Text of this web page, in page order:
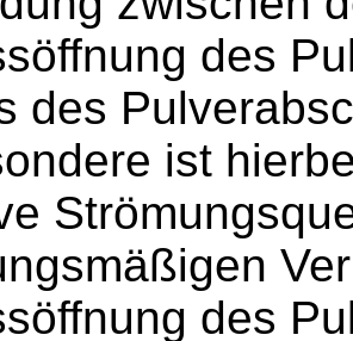
des
des
ist
des